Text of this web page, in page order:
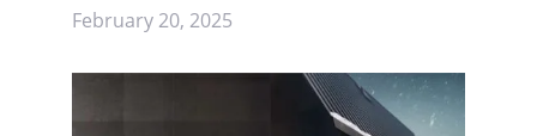
February 20, 2025